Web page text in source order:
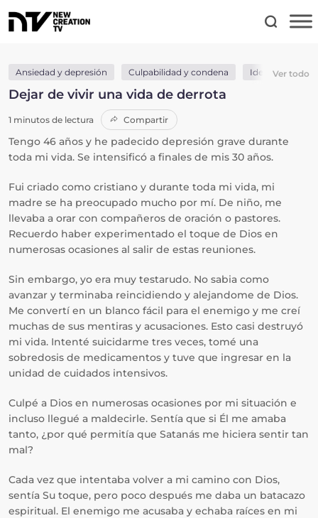
Ansiedad y depresión Culpabilidad y condena Identidad en
Ver todo
Dejar de vivir una vida de derrota
1 minutos de lectura Compartir
Tengo 46 años y he padecido depresión grave durante
toda mi vida. Se intensificó a finales de mis 30 años.
Fui criado como cristiano y durante toda mi vida, mi
madre se ha preocupado mucho por mí. De niño, me
llevaba a orar con compañeros de oración o pastores.
Recuerdo haber experimentado el toque de Dios en
numerosas ocasiones al salir de estas reuniones.
Sin embargo, yo era muy testarudo. No sabia como
avanzar y terminaba reincidiendo y alejandome de Dios.
Me convertí en un blanco fácil para el enemigo y me creí
muchas de sus mentiras y acusaciones. Esto casi destruyó
mi vida. Intenté suicidarme tres veces, tomé una
sobredosis de medicamentos y tuve que ingresar en la
unidad de cuidados intensivos.
Culpé a Dios en numerosas ocasiones por mi situación e
incluso llegué a maldecirle. Sentía que si Él me amaba
tanto, ¿por qué permitía que Satanás me hiciera sentir tan
mal?
Cada vez que intentaba volver a mi camino con Dios,
sentía Su toque, pero poco después me daba un batacazo
espiritual. El enemigo me acusaba y echaba raíces en mi